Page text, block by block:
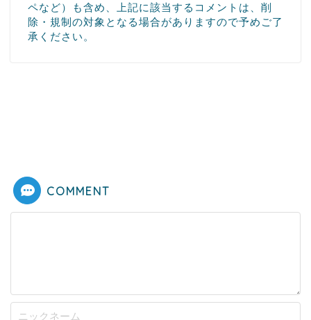
ペなど）も含め、上記に該当するコメントは、削
除・規制の対象となる場合がありますので予めご了
承ください。
COMMENT